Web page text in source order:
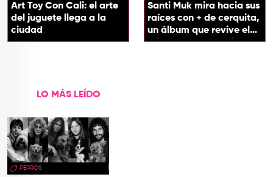
Art Toy Con Cali: el arte
del juguete llega a la
ciudad
Santi Muk mira hacia sus
raíces con + de cerquita,
un álbum que revive el
origen de sus canciones
LO MÁS LEÍDO
PERROS